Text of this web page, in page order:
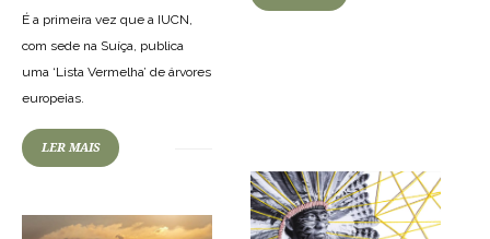
É a primeira vez que a IUCN,
com sede na Suíça, publica
uma ‘Lista Vermelha’ de árvores
europeias.
LER MAIS